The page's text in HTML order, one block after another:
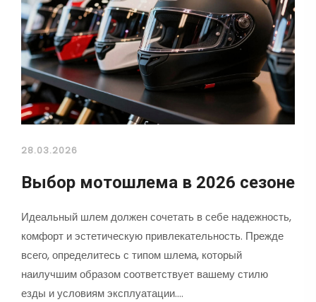
28.03.2026
Выбор мотошлема в 2026 сезоне
Идеальный шлем должен сочетать в себе надежность,
комфорт и эстетическую привлекательность. Прежде
всего, определитесь с типом шлема, который
наилучшим образом соответствует вашему стилю
езды и условиям эксплуатации.…